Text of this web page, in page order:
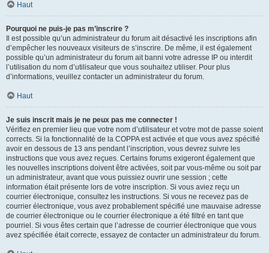
Haut
Pourquoi ne puis-je pas m’inscrire ?
Il est possible qu’un administrateur du forum ait désactivé les inscriptions afin
d’empêcher les nouveaux visiteurs de s’inscrire. De même, il est également
possible qu’un administrateur du forum ait banni votre adresse IP ou interdit
l’utilisation du nom d’utilisateur que vous souhaitez utiliser. Pour plus
d’informations, veuillez contacter un administrateur du forum.
Haut
Je suis inscrit mais je ne peux pas me connecter !
Vérifiez en premier lieu que votre nom d’utilisateur et votre mot de passe soient
corrects. Si la fonctionnalité de la COPPA est activée et que vous avez spécifié
avoir en dessous de 13 ans pendant l’inscription, vous devrez suivre les
instructions que vous avez reçues. Certains forums exigeront également que
les nouvelles inscriptions doivent être activées, soit par vous-même ou soit par
un administrateur, avant que vous puissiez ouvrir une session ; cette
information était présente lors de votre inscription. Si vous aviez reçu un
courrier électronique, consultez les instructions. Si vous ne recevez pas de
courrier électronique, vous avez probablement spécifié une mauvaise adresse
de courrier électronique ou le courrier électronique a été filtré en tant que
pourriel. Si vous êtes certain que l’adresse de courrier électronique que vous
avez spécifiée était correcte, essayez de contacter un administrateur du forum.